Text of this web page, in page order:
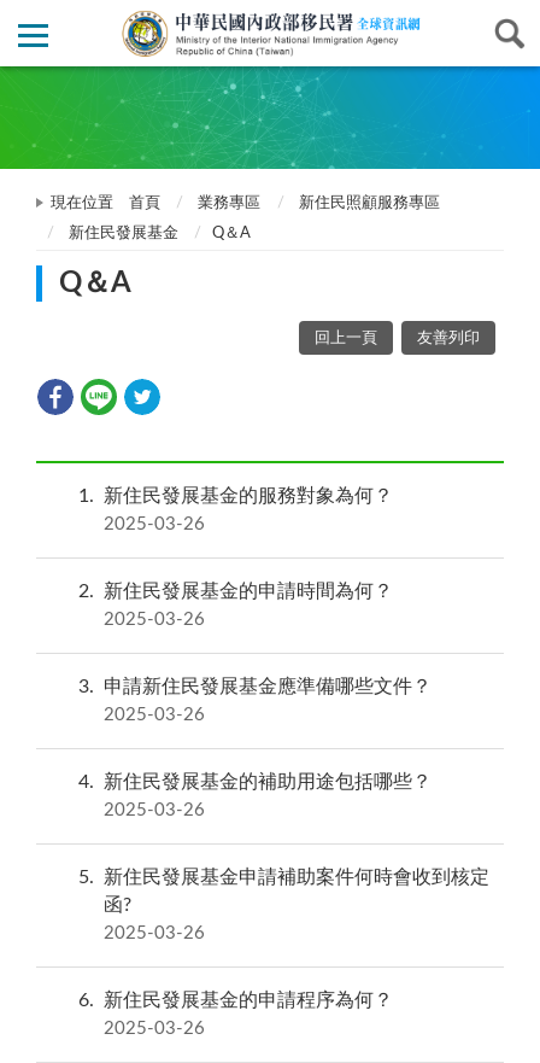
現在位置 首頁 業務專區
新住民照顧服務專區
新住民發展基金
Q＆A
Q＆A
回上一頁 友善列印
1 新住民發展基金的服務對象為何？
2025-03-26
2 新住民發展基金的申請時間為何？
2025-03-26
3 申請新住民發展基金應準備哪些文件？
2025-03-26
4 新住民發展基金的補助用途包括哪些？
2025-03-26
5
新住民發展基金申請補助案件何時會收到核定
函?
2025-03-26
6 新住民發展基金的申請程序為何？
2025-03-26